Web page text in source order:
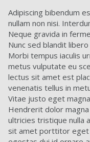
Adipiscing bibendum
nullam non nisi.
Neque gravida in
Nunc sed blandit
Morbi tempus iaculis
metus vulputate eu
lectus sit amet est
venenatis tellus in
Vitae justo eget
Hendrerit dolor
ultricies tristique nulla
sit amet porttitor eget